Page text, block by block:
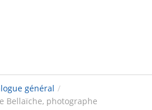
général /
Bellaïche, photographe